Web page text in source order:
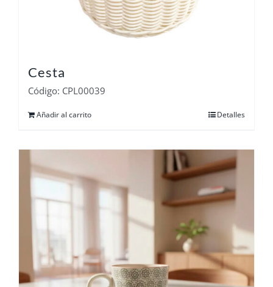
Cesta
Código: CPL00039
Añadir al carrito Detalles